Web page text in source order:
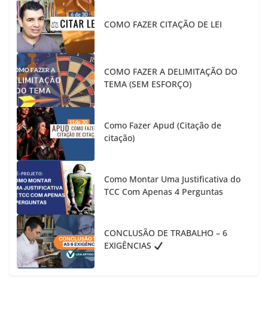
COMO FAZER CITAÇÃO DE LEI
COMO FAZER A DELIMITAÇÃO DO
TEMA (SEM ESFORÇO)
Como Fazer Apud (Citação de
citação)
Como Montar Uma Justificativa do
TCC Com Apenas 4 Perguntas
CONCLUSÃO DE TRABALHO – 6
EXIGÊNCIAS